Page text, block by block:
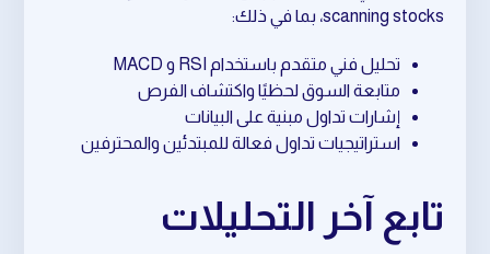
scanning stocks، بما في ذلك:
تحليل فني متقدم باستخدام RSI و MACD
متابعة السوق لحظيًا واكتشاف الفرص
إشارات تداول مبنية على البيانات
استراتيجيات تداول فعالة للمبتدئين والمحترفين
تابع آخر التحليلات